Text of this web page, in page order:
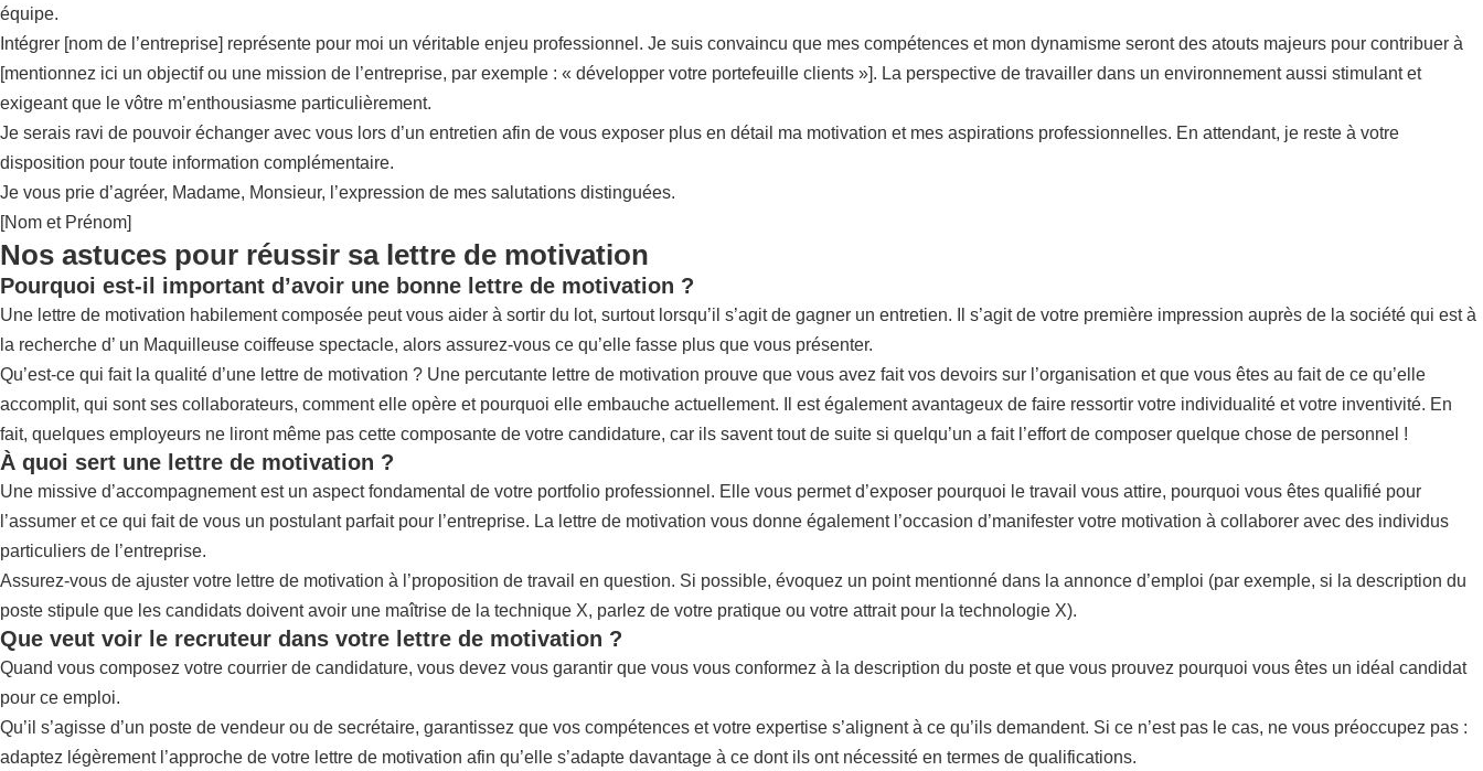
équipe.
Intégrer [nom de l’entreprise] représente pour moi un véritable enjeu professionnel. Je suis convaincu que mes compétences et mon dynamisme seront des atouts majeurs pour contribuer à
[mentionnez ici un objectif ou une mission de l’entreprise, par exemple : « développer votre portefeuille clients »]. La perspective de travailler dans un environnement aussi stimulant et
exigeant que le vôtre m’enthousiasme particulièrement.
Je serais ravi de pouvoir échanger avec vous lors d’un entretien afin de vous exposer plus en détail ma motivation et mes aspirations professionnelles. En attendant, je reste à votre
disposition pour toute information complémentaire.
Je vous prie d’agréer, Madame, Monsieur, l’expression de mes salutations distinguées.
[Nom et Prénom]
Nos astuces pour réussir sa lettre de motivation
Pourquoi est-il important d’avoir une bonne lettre de motivation ?
Une lettre de motivation habilement composée peut vous aider à sortir du lot, surtout lorsqu’il s’agit de gagner un entretien. Il s’agit de votre première impression auprès de la société qui est à
la recherche d’ un Maquilleuse coiffeuse spectacle, alors assurez-vous ce qu’elle fasse plus que vous présenter.
Qu’est-ce qui fait la qualité d’une lettre de motivation ? Une percutante lettre de motivation prouve que vous avez fait vos devoirs sur l’organisation et que vous êtes au fait de ce qu’elle
accomplit, qui sont ses collaborateurs, comment elle opère et pourquoi elle embauche actuellement. Il est également avantageux de faire ressortir votre individualité et votre inventivité. En
fait, quelques employeurs ne liront même pas cette composante de votre candidature, car ils savent tout de suite si quelqu’un a fait l’effort de composer quelque chose de personnel !
À quoi sert une lettre de motivation ?
Une missive d’accompagnement est un aspect fondamental de votre portfolio professionnel. Elle vous permet d’exposer pourquoi le travail vous attire, pourquoi vous êtes qualifié pour
l’assumer et ce qui fait de vous un postulant parfait pour l’entreprise. La lettre de motivation vous donne également l’occasion d’manifester votre motivation à collaborer avec des individus
particuliers de l’entreprise.
Assurez-vous de ajuster votre lettre de motivation à l’proposition de travail en question. Si possible, évoquez un point mentionné dans la annonce d’emploi (par exemple, si la description du
poste stipule que les candidats doivent avoir une maîtrise de la technique X, parlez de votre pratique ou votre attrait pour la technologie X).
Que veut voir le recruteur dans votre lettre de motivation ?
Quand vous composez votre courrier de candidature, vous devez vous garantir que vous vous conformez à la description du poste et que vous prouvez pourquoi vous êtes un idéal candidat
pour ce emploi.
Qu’il s’agisse d’un poste de vendeur ou de secrétaire, garantissez que vos compétences et votre expertise s’alignent à ce qu’ils demandent. Si ce n’est pas le cas, ne vous préoccupez pas :
adaptez légèrement l’approche de votre lettre de motivation afin qu’elle s’adapte davantage à ce dont ils ont nécessité en termes de qualifications.